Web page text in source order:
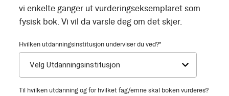
vi enkelte ganger ut vurderingseksemplaret som
fysisk bok. Vi vil da varsle deg om det skjer.
Hvilken utdanningsinstitusjon underviser du ved?*
Til hvilken utdanning og for hvilket fag/emne skal boken vurderes?